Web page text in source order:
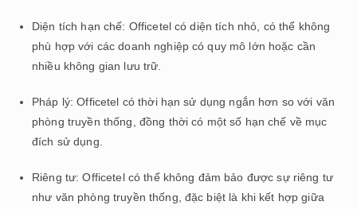
Diện tích hạn chế: Officetel có diện tích nhỏ, có thể không
phù hợp với các doanh nghiệp có quy mô lớn hoặc cần
nhiều không gian lưu trữ.
Pháp lý: Officetel có thời hạn sử dụng ngắn hơn so với văn
phòng truyền thống, đồng thời có một số hạn chế về mục
đích sử dụng.
Riêng tư: Officetel có thể không đảm bảo được sự riêng tư
như văn phòng truyền thống, đặc biệt là khi kết hợp giữa